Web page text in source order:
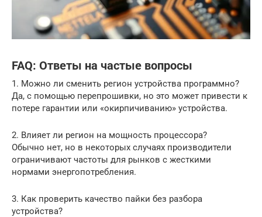
FAQ: Ответы на частые вопросы
1. Можно ли сменить регион устройства программно?
Да, с помощью перепрошивки, но это может привести к
потере гарантии или «окирпичиванию» устройства.
2. Влияет ли регион на мощность процессора?
Обычно нет, но в некоторых случаях производители
ограничивают частоты для рынков с жесткими
нормами энергопотребления.
3. Как проверить качество пайки без разбора
устройства?